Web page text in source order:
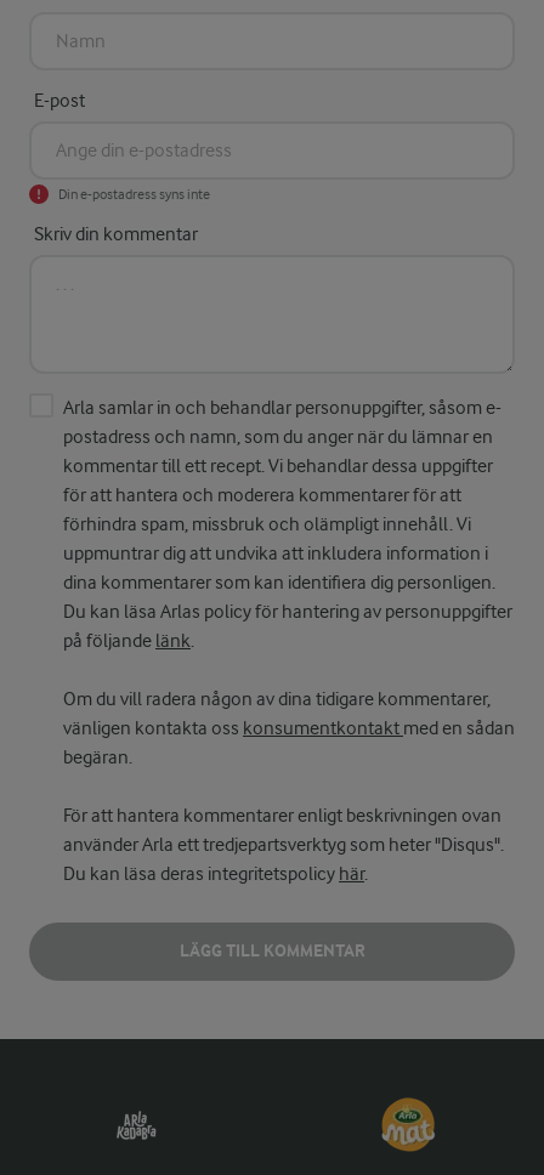
E-post
Din e-postadress syns inte
Skriv din kommentar
Arla samlar in och behandlar personuppgifter, såsom e-
postadress och namn, som du anger när du lämnar en
kommentar till ett recept. Vi behandlar dessa uppgifter
för att hantera och moderera kommentarer för att
förhindra spam, missbruk och olämpligt innehåll. Vi
uppmuntrar dig att undvika att inkludera information i
dina kommentarer som kan identifiera dig personligen.
Du kan läsa Arlas policy för hantering av personuppgifter
på följande länk.
Om du vill radera någon av dina tidigare kommentarer,
vänligen kontakta oss konsumentkontakt med en sådan
begäran.
För att hantera kommentarer enligt beskrivningen ovan
använder Arla ett tredjepartsverktyg som heter "Disqus".
Du kan läsa deras integritetspolicy här.
LÄGG TILL KOMMENTAR